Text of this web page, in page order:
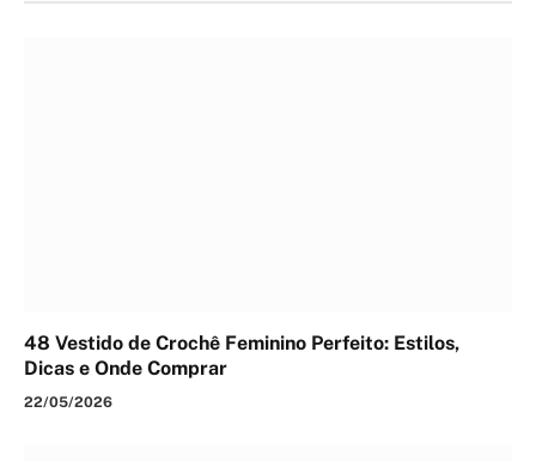
48 Vestido de Crochê Feminino Perfeito: Estilos,
Dicas e Onde Comprar
22/05/2026